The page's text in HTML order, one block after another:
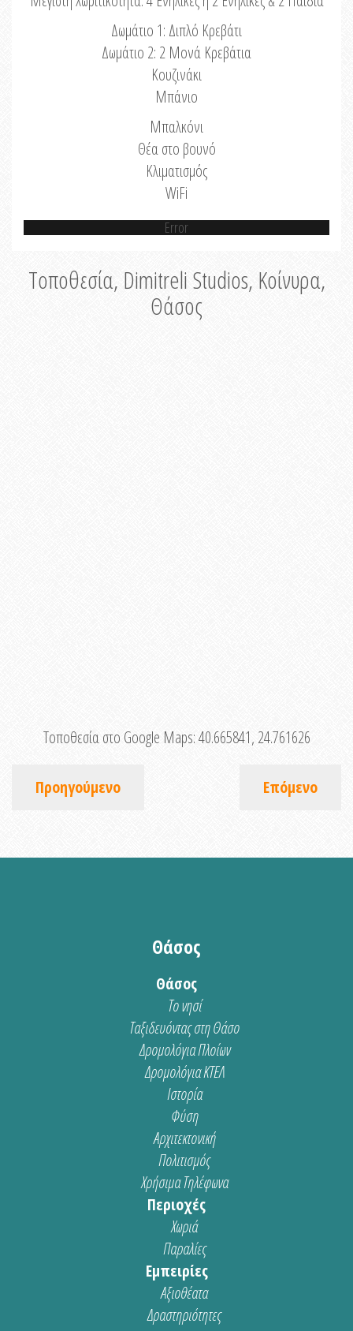
Δωμάτιο 1: Διπλό Κρεβάτι
Δωμάτιο 2: 2 Μονά Κρεβάτια
Κουζινάκι
Μπάνιο
Μπαλκόνι
Θέα στο βουνό
Κλιματισμός
WiFi
Error
Τοποθεσία, Dimitreli Studios, Κοίνυρα,
Θάσος
Τοποθεσία στο Google Maps:40.665841, 24.761626
Προηγούμενο Επόμενο
Θάσος
Θάσος
Το νησί
Ταξιδευόντας στη Θάσο
Δρομολόγια Πλοίων
Δρομολόγια ΚΤΕΛ
Ιστορία
Φύση
Αρχιτεκτονική
Πολιτισμός
Χρήσιμα Τηλέφωνα
Περιοχές
Χωριά
Παραλίες
Εμπειρίες
Αξιοθέατα
Δραστηριότητες